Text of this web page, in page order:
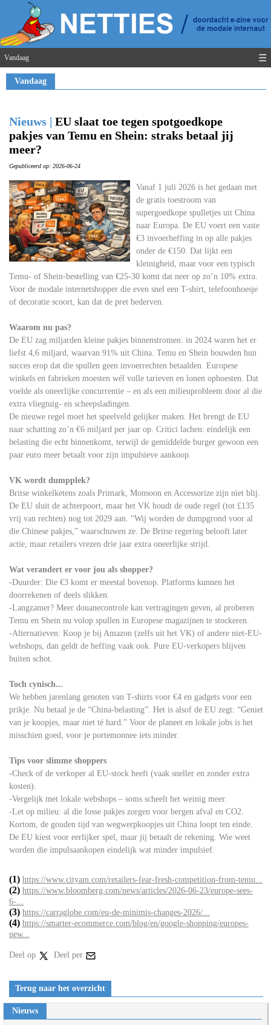
Vandaag ☰
Vandaag
Nieuws | EU slaat toe tegen spotgoedkope
pakjes van Temu en Shein: straks betaal jij
meer?
Gepubliceerd op: 2026-06-24
Vanaf 1 juli 2026 is het gedaan met
de gratis toestroom van
supergoedkope spulletjes uit China
naar Europa. De EU voert een vaste
€3 invoerheffing in op alle pakjes
onder de €150. Dat lijkt een
kleinigheid, maar voor een typisch
Temu- of Shein-bestelling van €25-30 komt dat neer op zo’n 10% extra.
Voor de modale internetshopper die even snel een T-shirt, telefoonhoesje
of decoratie scoort, kan dat de pret bederven.
Waarom nu pas?
De EU zag miljarden kleine pakjes binnenstromen: in 2024 waren het er
liefst 4,6 miljard, waarvan 91% uit China. Temu en Shein bouwden hun
succes erop dat die spullen geen invoerrechten betaalden. Europese
winkels en fabrieken moesten wél volle tarieven en lonen ophoesten. Dat
voelde als oneerlijke concurrentie – en als een milieuprobleem door al die
extra vliegtuig- en scheepsladingen.
De nieuwe regel moet het speelveld gelijker maken. Het brengt de EU
naar schatting zo’n €6 miljard per jaar op. Critici lachen: eindelijk een
belasting die echt binnenkomt, terwijl de gemiddelde burger gewoon een
paar euro meer betaalt voor zijn impulsieve aankoop.
VK wordt dumpplek?
Britse winkelketens zoals Primark, Monsoon en Accessorize zijn niet blij.
De EU sluit de achterpoort, maar het VK houdt de oude regel (tot £135
vrij van rechten) nog tot 2029 aan. “Wij worden de dumpgrond voor al
die Chinese pakjes,” waarschuwen ze. De Britse regering belooft later
actie, maar retailers vrezen drie jaar extra oneerlijke strijd.
Wat verandert er voor jou als shopper?
-Duurder: Die €3 komt er meestal bovenop. Platforms kunnen het
doorrekenen of deels slikken.
-Langzamer? Meer douanecontrole kan vertragingen geven, al proberen
Temu en Shein nu volop spullen in Europese magazijnen te stockeren.
-Alternatieven: Koop je bij Amazon (zelfs uit het VK) of andere niet-EU-
webshops, dan geldt de heffing vaak ook. Pure EU-verkopers blijven
buiten schot.
Toch cynisch...
We hebben jarenlang genoten van T-shirts voor €4 en gadgets voor een
prikje. Nu betaal je de “China-belasting”. Het is alsof de EU zegt: “Geniet
van je koopjes, maar niet té hard.” Voor de planeet en lokale jobs is het
misschien goed, voor je portemonnee iets minder.
Tips voor slimme shoppers
-Check of de verkoper al EU-stock heeft (vaak sneller en zonder extra
kosten).
-Vergelijk met lokale webshops – soms scheelt het weinig meer.
-Let op milieu: al die losse pakjes zorgen voor bergen afval en CO2.
Kortom, de gouden tijd van wegwerpkoopjes uit China loopt ten einde.
De EU kiest voor eerlijker spel, maar jij betaalt de rekening. Wie weet
worden die impulsaankopen eindelijk wat minder impulsief.
(1) https://www.cityam.com/retailers-fear-fresh-competition-from-temu...
(2) https://www.bloomberg.com/news/articles/2026-06-23/europe-sees-
6-...
(3) https://carraglobe.com/eu-de-minimis-changes-2026/...
(4) https://smarter-ecommerce.com/blog/en/google-shopping/europes-
new...
Deel op Deel per
Terug naar het overzicht
Nieuws